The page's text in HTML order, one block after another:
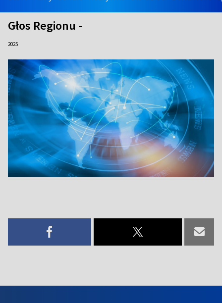
Głos Regionu -
2025